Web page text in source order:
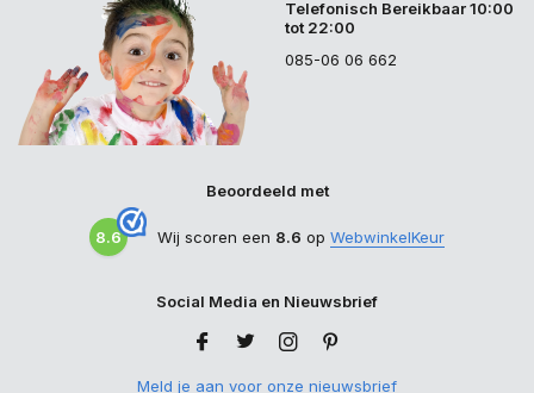
Telefonisch Bereikbaar 10:00
tot 22:00
085-06 06 662
Beoordeeld met
8.6 Wij scoren een 8.6 op WebwinkelKeur
Social Media en Nieuwsbrief
Meld je aan voor onze nieuwsbrief